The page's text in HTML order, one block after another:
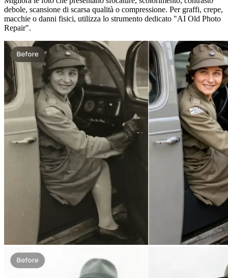
debole, scansione di scarsa qualità o compressione. Per graffi, crepe,
macchie o danni fisici, utilizza lo strumento dedicato "AI Old Photo
Repair".